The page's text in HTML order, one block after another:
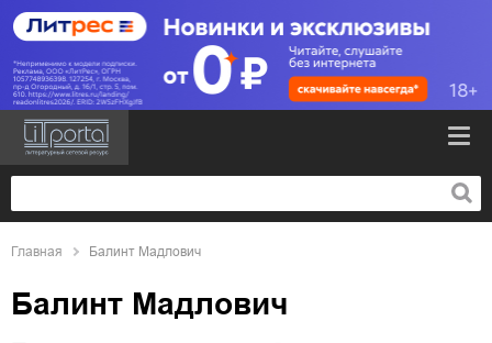
Главная Балинт Мадлович
Балинт Мадлович